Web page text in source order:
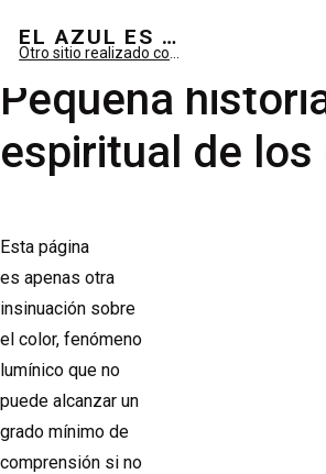
EL AZUL ES SUEÑO; EL VERDE ES IMAGINARIO
Pequeña
espiritual de los
Esta página
es apenas otra
insinuación sobre
el color, fenómeno
lumínico que no
puede alcanzar un
grado mínimo de
comprensión si no